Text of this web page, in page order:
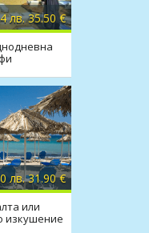
лв. 35.50 €
лв. 31.90 €
или
изкушение